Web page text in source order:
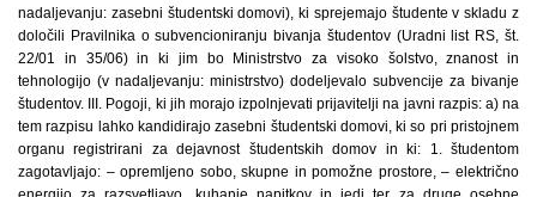
nadaljevanju: zasebni študentski domovi), ki sprejemajo študente v skladu z
določili Pravilnika o subvencioniranju bivanja študentov (Uradni list RS, št.
22/01 in 35/06) in ki jim bo Ministrstvo za visoko šolstvo, znanost in
tehnologijo (v nadaljevanju: ministrstvo) dodeljevalo subvencije za bivanje
študentov. III. Pogoji, ki jih morajo izpolnjevati prijavitelji na javni razpis: a) na
tem razpisu lahko kandidirajo zasebni študentski domovi, ki so pri pristojnem
organu registrirani za dejavnost študentskih domov in ki: 1. študentom
zagotavljajo: – opremljeno sobo, skupne in pomožne prostore, – električno